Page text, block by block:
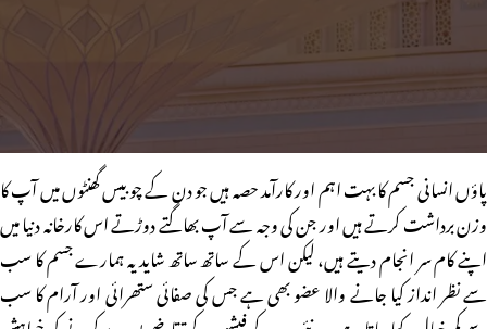
پاؤں انسانی جسم کا بہت اہم اور کارآمد حصہ ہیں جو دن کے چوبیس گھنٹوں میں آپ کا
وزن برداشت کرتے ہیں اور جن کی وجہ سے آپ بھاگتے دوڑتے اس کارخانہ دنیا میں
اپنے کام سر انجام دیتے ہیں، لیکن اس کے ساتھ ساتھ شاید یہ ہمارے جسم کا سب
سے نظر انداز کیا جانے والا عضو بھی ہے جس کی صفائی ستھرائی اور آرام کا سب